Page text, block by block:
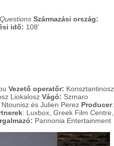
Származási ország:
idő: 108'
Vezető operatőr: Konsztantinosz
Liokalosz Vágó: Szmaro
és Julien Perez Producer:
: Luxbox, Greek Film Centre,
Pannonia Entertainment